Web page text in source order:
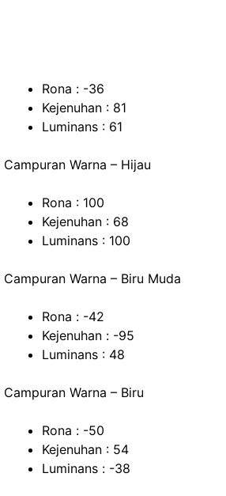
Rona : -36
Kejenuhan : 81
Luminans : 61
Campuran Warna – Hijau
Rona : 100
Kejenuhan : 68
Luminans : 100
Campuran Warna – Biru Muda
Rona : -42
Kejenuhan : -95
Luminans : 48
Campuran Warna – Biru
Rona : -50
Kejenuhan : 54
Luminans : -38